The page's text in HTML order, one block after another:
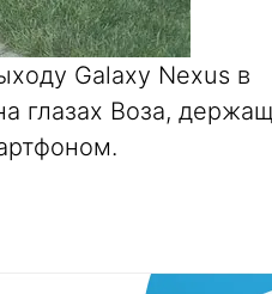
Galaxy Nexus в
глазах Воза,